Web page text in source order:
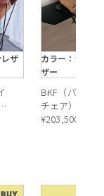
ザ
カラー：ナチュ
ザー
BKF（バタフ
チェア）パー
ルチェア（ナ
¥203,500